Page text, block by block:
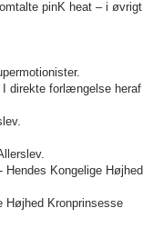
pinK heat – i øvrigt
I direkte forlængelse heraf
Kongelige Højhed
Kronprinsesse